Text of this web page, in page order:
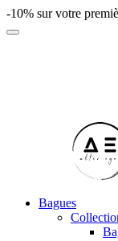
-10% sur votre
Bagues